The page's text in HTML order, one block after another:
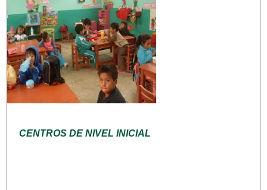
CENTROS DE NIVEL INICIAL